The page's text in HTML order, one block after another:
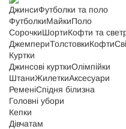
ДжинсиФутболки та поло
ФутболкиМайкиПоло
СорочкиШортиКофти та
ДжемпериТолстовкиКофти
Куртки
Джинсові курткиОлімпійки
ШтаниЖилеткиАксесуари
РеменіСпідня білизна
Головні убори
Кепки
Дівчатам